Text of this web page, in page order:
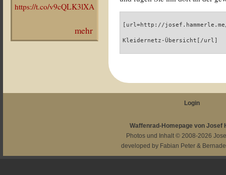
https://t.co/v9cQLK3lXA
mehr [url=http://
Kleidernetz-Übersicht[/url]
Login
Waffenrad-Homepage von Josef
Photos und Inhalt © 2008-2026
developed by Fabian Peter &